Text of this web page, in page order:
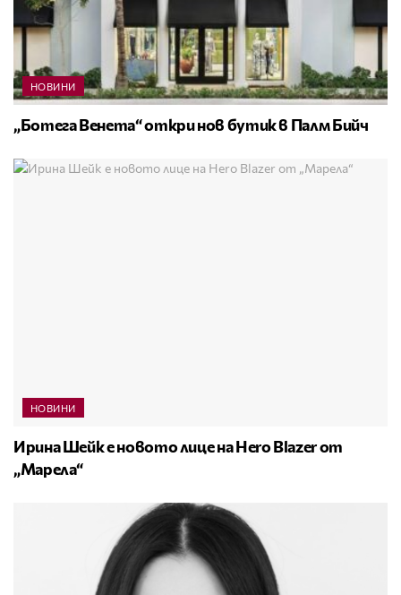
НОВИНИ
„Ботега Венета“ откри нов бутик в Палм Бийч
НОВИНИ
Ирина Шейк е новото лице на Hero Blazer от
„Марела“